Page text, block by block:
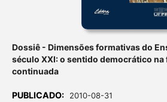
Dossiê - Dimensões formativas do
século XXI: o sentido democrático
continuada
PUBLICADO: 2010-08-31